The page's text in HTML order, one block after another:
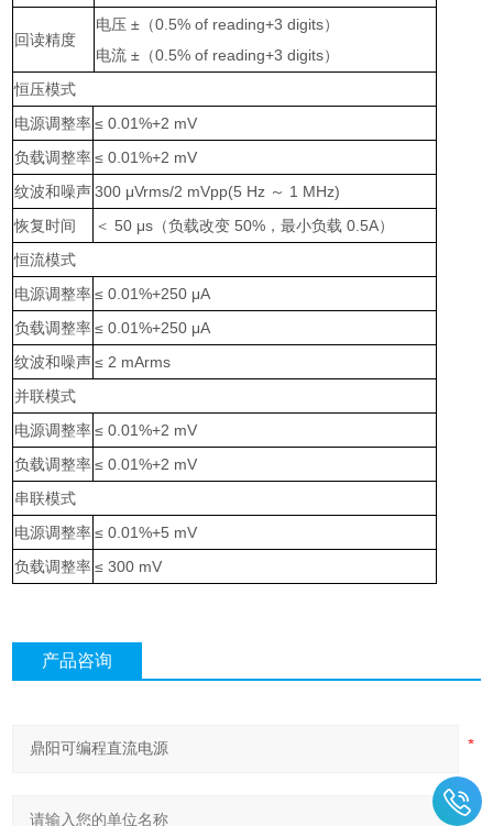
回读精度
电压 ± （0.5% of reading+3 digits）
电流 ± （0.5% of reading+3 digits）
恒压模式
电源调整率 ≤ 0.01%+2 mV
负载调整率 ≤ 0.01%+2 mV
纹波和噪声 300 μVrms/2 mVpp(5 Hz ～ 1 MHz)
恢复时间
＜ 50 μs （负载改变 50% ，最小负载 0.5A）
恒流模式
电源调整率 ≤ 0.01%+250 μA
负载调整率 ≤ 0.01%+250 μA
纹波和噪声 ≤ 2 mArms
并联模式
电源调整率 ≤ 0.01%+2 mV
负载调整率 ≤ 0.01%+2 mV
串联模式
电源调整率 ≤ 0.01%+5 mV
负载调整率 ≤ 300 mV
产品咨询